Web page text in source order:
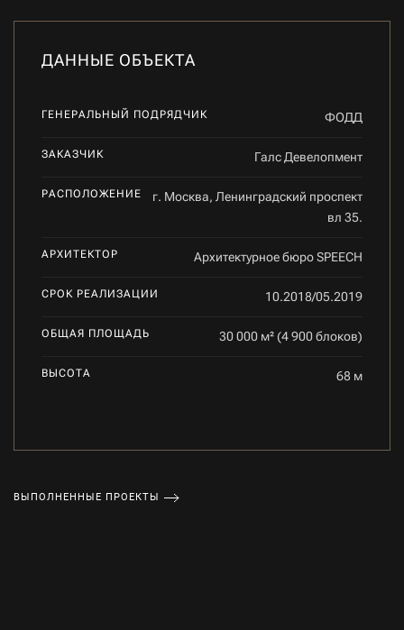
ДАННЫЕ ОБЪЕКТА
ГЕНЕРАЛЬНЫЙ ПОДРЯДЧИК ФОДД
ЗАКАЗЧИК Галс Девелопмент
РАСПОЛОЖЕНИЕ
г. Москва, Ленинградский проспект
вл 35.
АРХИТЕКТОР Архитектурное бюро SPEECH
СРОК РЕАЛИЗАЦИИ 10.2018/05.2019
ОБЩАЯ ПЛОЩАДЬ 30 000 м² (4 900 блоков)
ВЫСОТА 68 м
ВЫПОЛНЕННЫЕ ПРОЕКТЫ